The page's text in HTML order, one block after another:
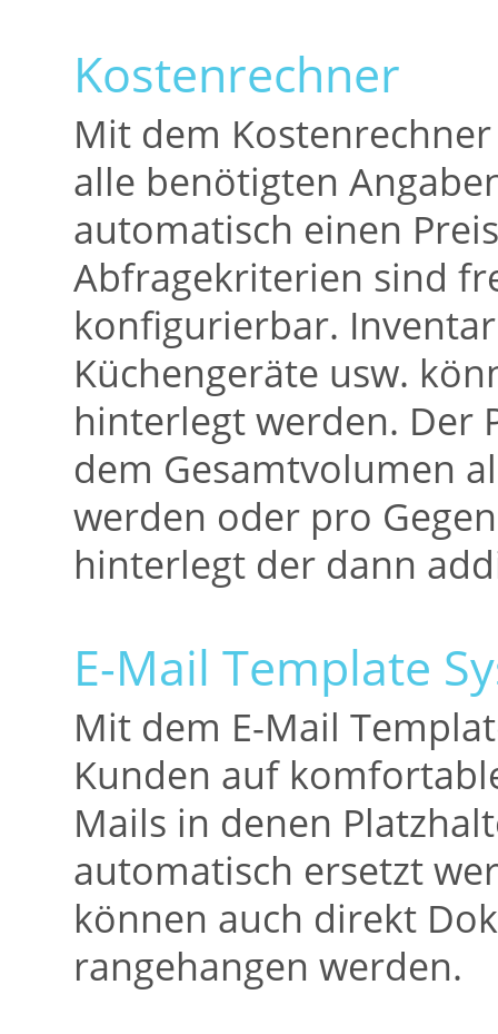
Kostenrechner
Mit dem
alle benötigten
automatisch einen
Abfragekriterien sind
konfigurierbar.
Küchengeräte usw.
hinterlegt werden. Der
dem Gesamtvolumen
werden oder pro
hinterlegt der dann
E-Mail Template
Mit dem E-Mail
Kunden auf
Mails in denen
automatisch ersetzt
können auch direkt
rangehangen werden.